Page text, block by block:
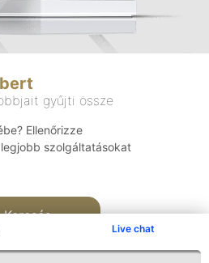
Live chat
gyűjti össze
Ellenőrizze
szolgáltatásokat
Keresés